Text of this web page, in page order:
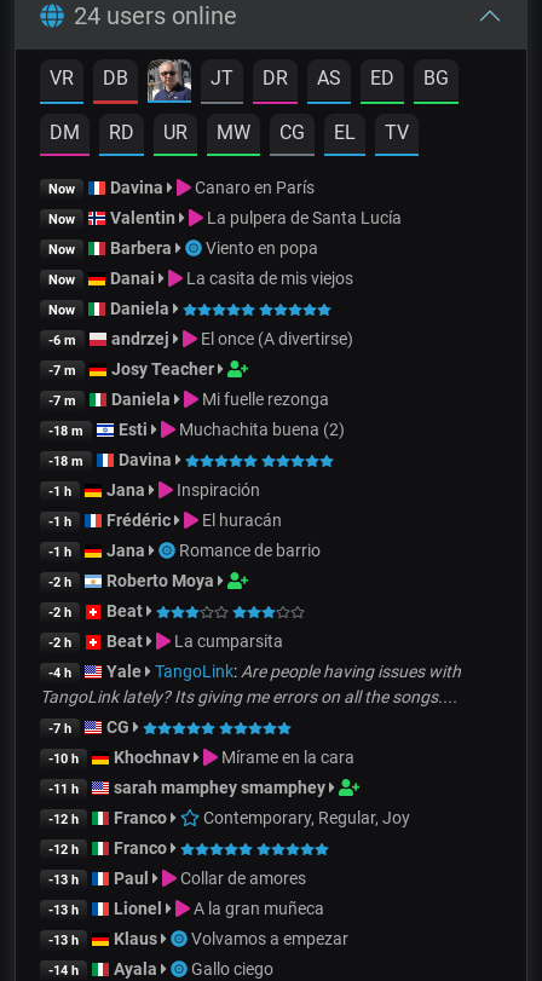
24 users online
VR DB JT DR AS ED BG
DM RD UR MW CG EL TV
Now Davina Canaro en París
Now Valentin La pulpera de Santa Lucía
Now Barbera Viento en popa
Now Danai La casita de mis viejos
Now Daniela
-6 m andrzej El once (A divertirse)
-7 m Josy Teacher
-7 m Daniela Mi fuelle rezonga
-18 m Esti Muchachita buena (2)
-18 m Davina
-1 h Jana Inspiración
-1 h Frédéric El huracán
-1 h Jana Romance de barrio
-2 h Roberto Moya
-2 h Beat
-2 h Beat La cumparsita
-4 h Yale TangoLink: Are people having issues with
TangoLink lately? Its giving me errors on all the songs....
-7 h CG
-10 h Khochnav Mírame en la cara
-11 h sarah mamphey smamphey
-12 h Franco Contemporary, Regular, Joy
-12 h Franco
-13 h Paul Collar de amores
-13 h Lionel A la gran muñeca
-13 h Klaus Volvamos a empezar
-14 h Ayala Gallo ciego